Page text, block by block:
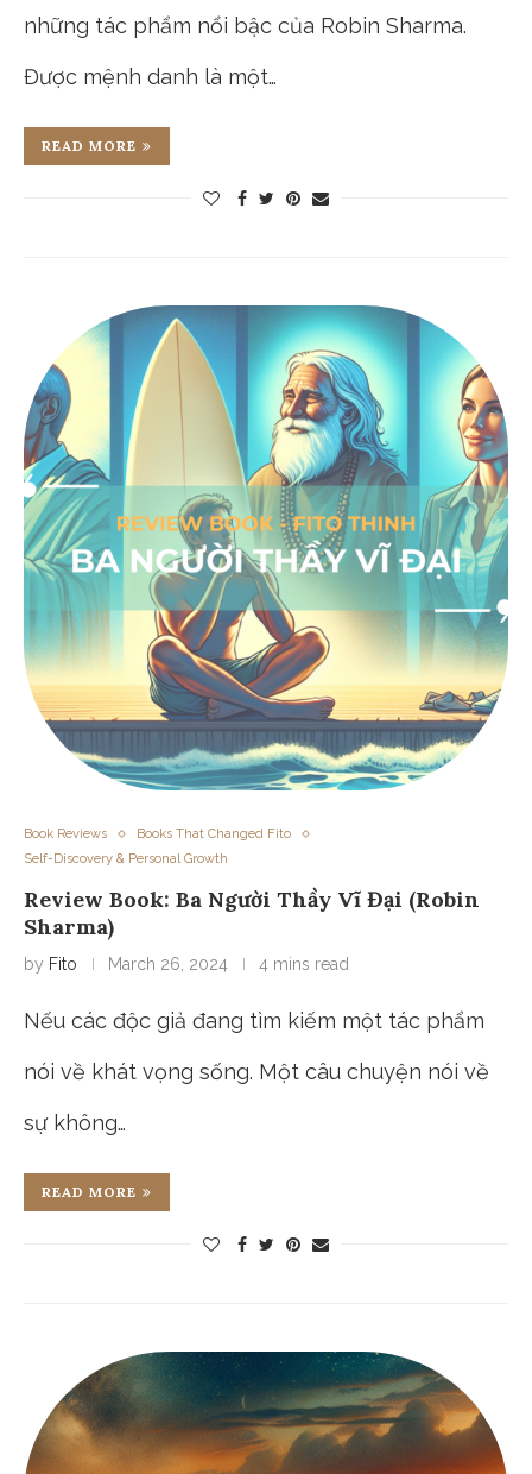
những tác phẩm nổi bậc của Robin Sharma.
Được mệnh danh là một…
READ MORE
Book Reviews
Books That Changed Fito
Self-Discovery & Personal Growth
Review Book: Ba Người Thầy Vĩ Đại (Robin
Sharma)
by Fito March 26, 2024 4 mins read
Nếu các độc giả đang tìm kiếm một tác phẩm
nói về khát vọng sống. Một câu chuyện nói về
sự không…
READ MORE